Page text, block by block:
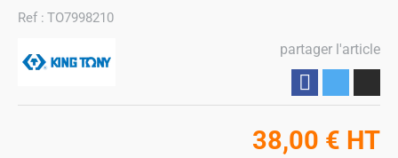
Ref : TO7998210
partager l'article
38,00 € HT